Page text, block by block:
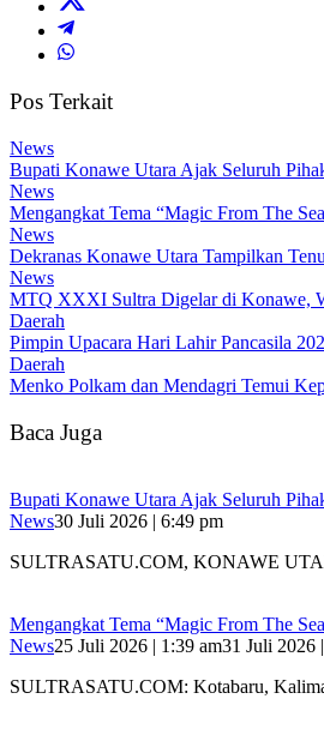
Pos Terkait
News
Bupati Konawe Utara Ajak Seluruh
News
Mengangkat Tema “Magic From The
News
Dekranas Konawe Utara Tampilkan
News
MTQ XXXI Sultra Digelar di Konawe,
Daerah
Pimpin Upacara Hari Lahir Pancasila
Daerah
Menko Polkam dan Mendagri Temui
Baca Juga
Bupati Konawe Utara Ajak Seluruh
News30 Juli 2026 | 6:49 pm
SULTRASATU.COM, KONAWE
Mengangkat Tema “Magic From The
News25 Juli 2026 | 1:39 am31 Juli 2026
SULTRASATU.COM: Kotabaru,